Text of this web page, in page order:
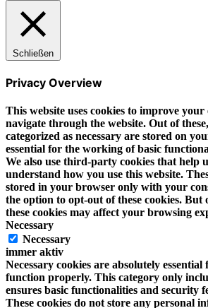
Schließen
Privacy Overview
This website uses cookies to improve
navigate through the website. Out of
categorized as necessary are stored on
essential for the working of basic
We also use third-party cookies that help
understand how you use this website.
stored in your browser only with your
the option to opt-out of these cookies. But
these cookies may affect your browsing
Necessary
Necessary
immer aktiv
Necessary cookies are absolutely
function properly. This category only
ensures basic functionalities and security
These cookies do not store any personal